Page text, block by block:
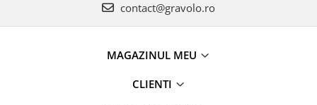
contact@gravolo.ro
MAGAZINUL MEU
CLIENTI